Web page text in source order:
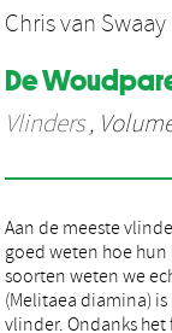
Chris van Swaay
De
Vlinders,
Aan de meeste
goed weten hoe
soorten weten we
(Melitaea diamina)
vlinder. Ondanks